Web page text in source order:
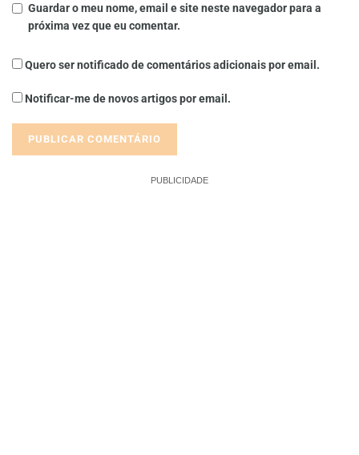
Guardar o meu nome, email e site neste navegador para a
próxima vez que eu comentar.
Quero ser notificado de comentários adicionais por email.
Notificar-me de novos artigos por email.
PUBLICIDADE